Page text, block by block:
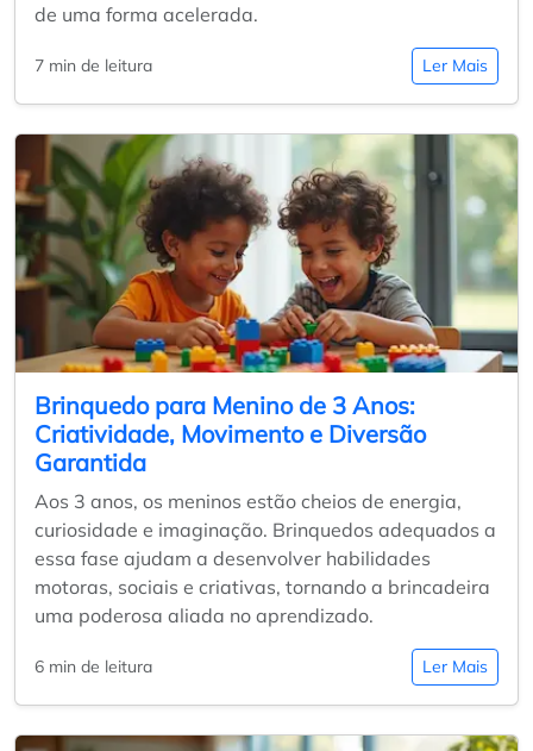
de uma forma acelerada.
7 min de leitura Ler Mais
Brinquedo para Menino de 3 Anos:
Criatividade, Movimento e Diversão
Garantida
Aos 3 anos, os meninos estão cheios de energia,
curiosidade e imaginação. Brinquedos adequados a
essa fase ajudam a desenvolver habilidades
motoras, sociais e criativas, tornando a brincadeira
uma poderosa aliada no aprendizado.
6 min de leitura Ler Mais